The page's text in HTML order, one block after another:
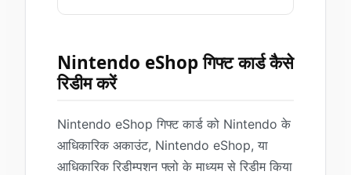
Nintendo eShop गिफ्ट कार्ड कैसे
रिडीम करें
Nintendo eShop गिफ्ट कार्ड को Nintendo के
आधिकारिक अकाउंट, Nintendo eShop, या
आधिकारिक रिडीम्पशन फ्लो के माध्यम से रिडीम किया